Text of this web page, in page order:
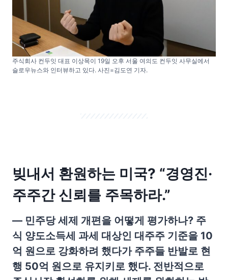
주식회사 컨두잇 대표 이상목이 19일 오후 서울 여의도 컨두잇 사무실에서
슬로우뉴스와 인터뷰하고 있다. 사진=김도연 기자.
빚내서 환원하는 미국? “경영진·
주주간 신뢰를 주목하라.”
— 민주당 세제 개편을 어떻게 평가하나? 주
식 양도소득세 과세 대상인 대주주 기준을 10
억 원으로 강화하려 했다가 주주들 반발로 현
행 50억 원으로 유지키로 했다. 전반적으로